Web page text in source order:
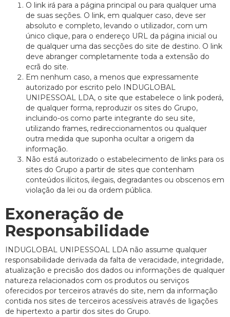
O link irá para a página principal ou para qualquer uma
de suas seções. O link, em qualquer caso, deve ser
absoluto e completo, levando o utilizador, com um
único clique, para o endereço URL da página inicial ou
de qualquer uma das secções do site de destino. O link
deve abranger completamente toda a extensão do
ecrã do site.
Em nenhum caso, a menos que expressamente
autorizado por escrito pelo INDUGLOBAL
UNIPESSOAL LDA, o site que estabelece o link poderá,
de qualquer forma, reproduzir os sites do Grupo,
incluindo-os como parte integrante do seu site,
utilizando frames, redireccionamentos ou qualquer
outra medida que suponha ocultar a origem da
informação.
Não está autorizado o estabelecimento de links para os
sites do Grupo a partir de sites que contenham
conteúdos ilícitos, ilegais, degradantes ou obscenos em
violação da lei ou da ordem pública.
Exoneração de
Responsabilidade
INDUGLOBAL UNIPESSOAL LDA não assume qualquer
responsabilidade derivada da falta de veracidade, integridade,
atualização e precisão dos dados ou informações de qualquer
natureza relacionados com os produtos ou serviços
oferecidos por terceiros através do site, nem da informação
contida nos sites de terceiros acessíveis através de ligações
de hipertexto a partir dos sites do Grupo.